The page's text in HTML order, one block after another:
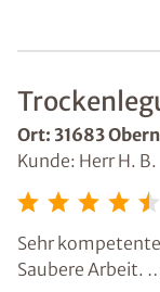
Bei mir wurde
mehrere feuchte
damit keine
Die Arbeiten
nicht gerade
Sanierung aber
Besonders
Lennart
Ort: 31683
Kunde: Herr H. B.
Sehr
Saubere Arbeit.